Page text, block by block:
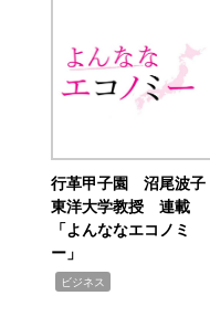
行革甲子園 沼尾波子
東洋大学教授 連載
「よんななエコノミ
ー」
ビジネス